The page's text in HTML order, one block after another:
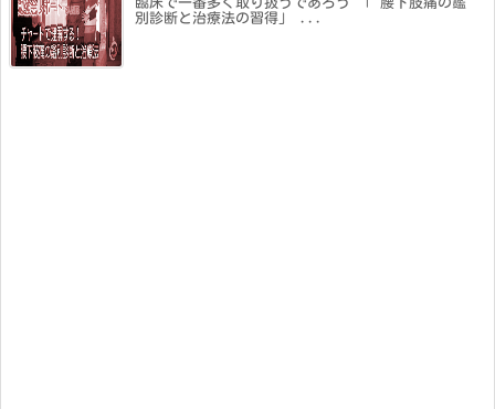
臨床で一番多く取り扱うであろう 「 腰下肢痛の鑑
別診断と治療法の習得」 ...